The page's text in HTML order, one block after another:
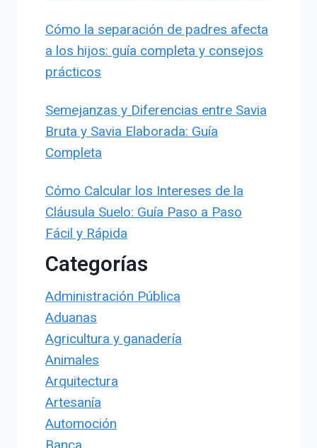
Cómo la separación de padres afecta
a los hijos: guía completa y consejos
prácticos
Semejanzas y Diferencias entre Savia
Bruta y Savia Elaborada: Guía
Completa
Cómo Calcular los Intereses de la
Cláusula Suelo: Guía Paso a Paso
Fácil y Rápida
Categorías
Administración Pública
Aduanas
Agricultura y ganadería
Animales
Arquitectura
Artesanía
Automoción
Banca